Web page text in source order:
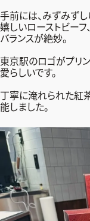
手前には、みずみず
嬉しいローストビーフ
バランスが絶妙。
東京駅のロゴがプリ
愛らしいです。
丁寧に淹れられた紅
能しました。